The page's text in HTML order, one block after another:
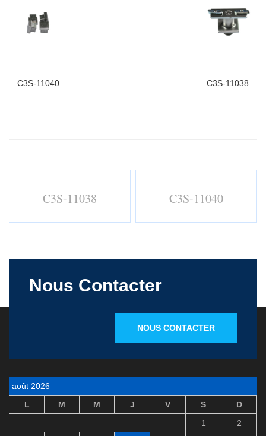
C3S-11040 C3S-11038
C3S-11038 C3S-11040
Nous Contacter
NOUS CONTACTER
août 2026
L
M M J V S
D
1
2